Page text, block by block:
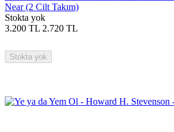
Near (2 Cilt Takım)
Stokta yok
3.200 TL 2.720 TL
Stokta yok